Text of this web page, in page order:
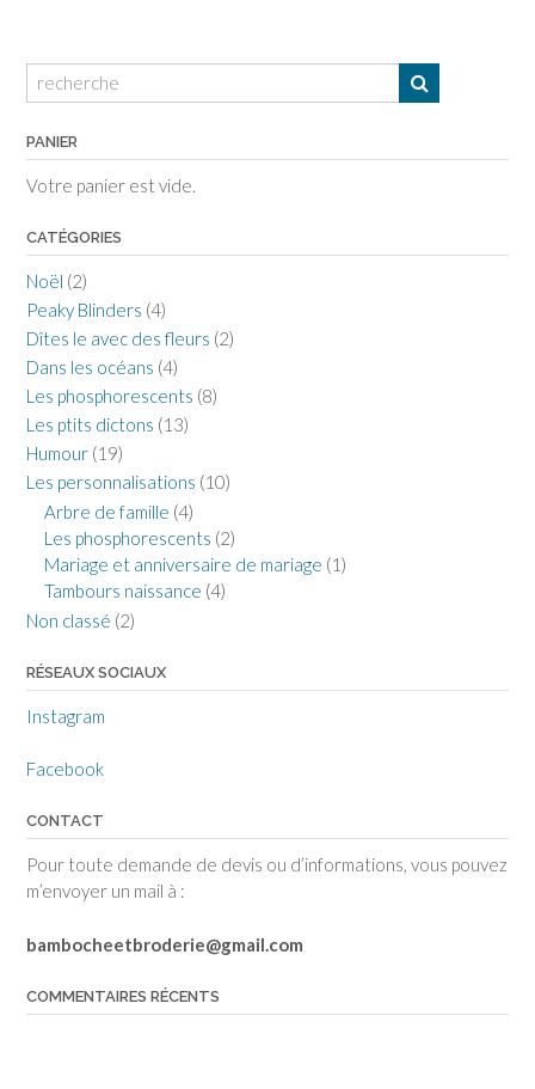
PANIER
Votre panier est vide.
CATÉGORIES
Noël (2)
Peaky Blinders (4)
Dîtes le avec des fleurs (2)
Dans les océans (4)
Les phosphorescents (8)
Les ptits dictons (13)
Humour (19)
Les personnalisations (10)
Arbre de famille (4)
Les phosphorescents (2)
Mariage et anniversaire de mariage (1)
Tambours naissance (4)
Non classé (2)
RÉSEAUX SOCIAUX
Instagram
Facebook
CONTACT
Pour toute demande de devis ou d’informations, vous pouvez
m’envoyer un mail à :
bambocheetbroderie@gmail.com
COMMENTAIRES RÉCENTS